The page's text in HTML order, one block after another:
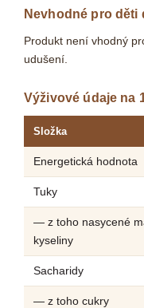
Nevhodné pro děti
Produkt není vhodný
udušení.
Výživové údaje na
Složka
Energetická hodnota
Tuky
— z toho nasycené
kyseliny
Sacharidy
— z toho cukry